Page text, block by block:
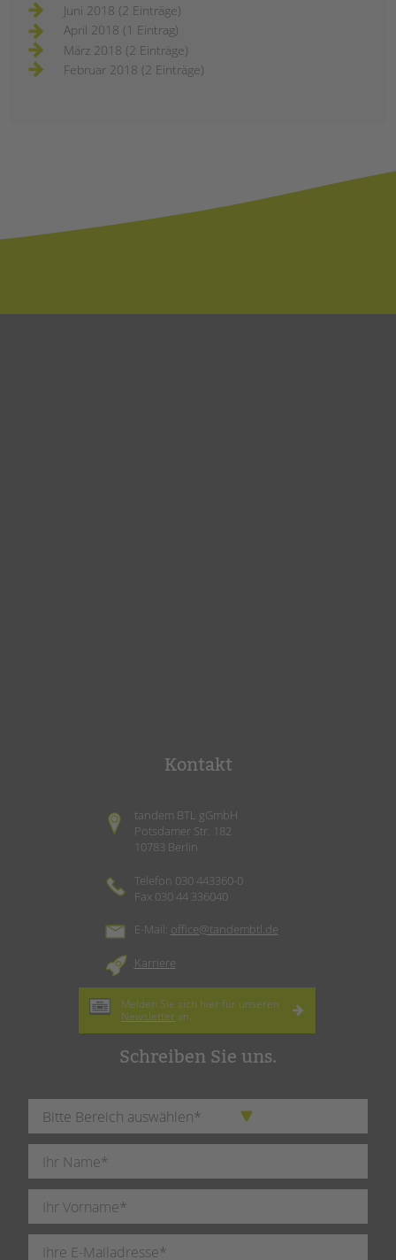
Juni 2018 (2 Einträge)
April 2018 (1 Eintrag)
März 2018 (2 Einträge)
Februar 2018 (2 Einträge)
Kontakt
tandem BTL gGmbH
Potsdamer Str. 182
10783 Berlin
Telefon 030 443360-0
Fax 030 44 336040
E-Mail: office@tandembtl.de
Karriere
Melden Sie sich hier für unseren
Newsletter an.
Schreiben Sie uns.